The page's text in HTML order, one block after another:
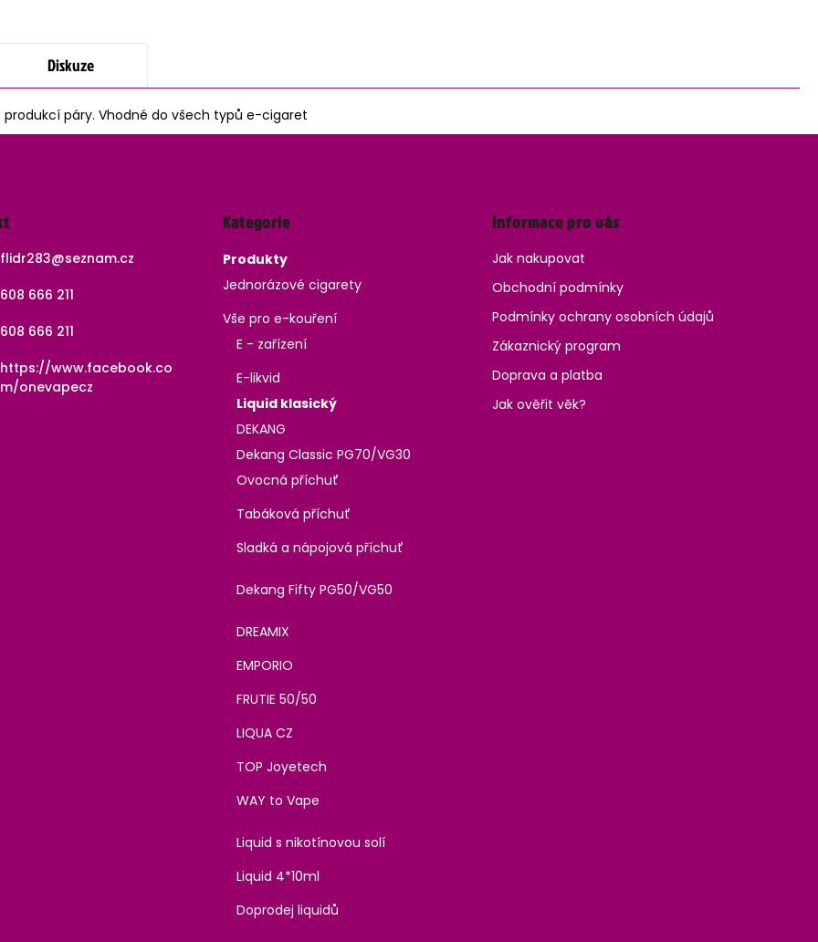
Diskuze
páry. Vhodné do všech typů e-cigaret
flidr283@seznam.cz
608 666 211
608 666 211
https://www.facebook.co
m/onevapecz
kategorie
Kategorie
Produkty
Jednorázové cigarety
Vše pro e-kouření
E - zařízení
E-likvid
Liquid klasický
DEKANG
Dekang Classic PG70/VG30
Ovocná příchuť
Tabáková příchuť
Sladká a nápojová příchuť
Dekang Fifty PG50/VG50
DREAMIX
EMPORIO
FRUTIE 50/50
LIQUA CZ
TOP Joyetech
WAY to Vape
Liquid s nikotínovou solí
Liquid 4*10ml
Doprodej liquidů
Informace pro vás
Jak nakupovat
Obchodní podmínky
Podmínky ochrany osobních údajů
Zákaznický program
Doprava a platba
Jak ověřit věk?